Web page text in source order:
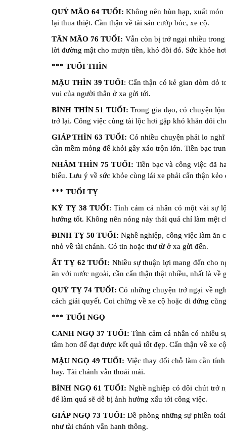
QUÝ MÃO 64 TUỔI: Không nên hùn hạp, xuất
lại thua thiệt. Cần thận về tài sản cướp bóc, xe cộ.
TÂN MÃO 76 TUỔI: Vẫn còn bị trở ngại nhiều
lời đường mật cho mượn tiền, khó đòi đó. Sức khỏe
*** TUỔI THÌN
MẬU THÌN 39 TUỔI: Cẩn thận có kẻ gian dòm dỏ
vui của người thân ở xa gửi tới.
BÍNH THÌN 51 TUỔI: Trong gia đạo, có chuyện
trở lại. Công việc cùng tài lộc hơi gặp khó khăn đôi
GIÁP THÌN 63 TUỔI: Có nhiều chuyện phải lo
cần mềm mỏng để khỏi gây xáo trộn lớn. Tiền bạc
NHÂM THÌN 75 TUỔI: Tiền bạc và công việc đã
biếu. Lưu ý về sức khỏe cùng lái xe phải cẩn thận kẻo
*** TUỔI TỴ
KỶ TỴ 38 TUỔI: Tình cảm cá nhân có một vài sự
hướng tốt. Không nên nóng nảy thái quá chỉ làm mệt
ĐINH TỴ 50 TUỔI: Nghề nghiệp, công việc làm ăn
nhỏ về tài chánh. Có tin hoặc thư từ ở xa gửi đến.
ẤT TỴ 62 TUỔI: Nhiều sự thuận lợi mang đến cho
ăn với nước ngoài, cần cẩn thận thật nhiều, nhất là về
QUÝ TỴ 74 TUỔI: Có những chuyện trở ngại về
cách giải quyết. Coi chừng về xe cộ hoặc đi đứng
*** TUỔI NGỌ
CANH NGỌ 37 TUỔI: Tình cảm cá nhân có nhiều
tâm hơn để đạt được kết quả tốt đẹp. Cẩn thận về xe
MẬU NGỌ 49 TUỔI: Việc thay đổi chỗ làm cần
hay. Tài chánh vẫn thoải mái.
BÍNH NGỌ 61 TUỔI: Nghề nghiệp có đôi chút trở
để làm quá sẽ dễ bị ảnh hưởng xấu tới công việc.
GIÁP NGỌ 73 TUỔI: Đề phòng những sự phiền
như tài chánh vẫn hanh thông.